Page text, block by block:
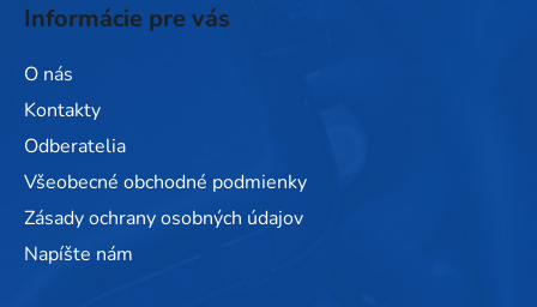
Informácie pre vás
O nás
Kontakty
Odberatelia
Všeobecné obchodné podmienky
Zásady ochrany osobných údajov
Napíšte nám